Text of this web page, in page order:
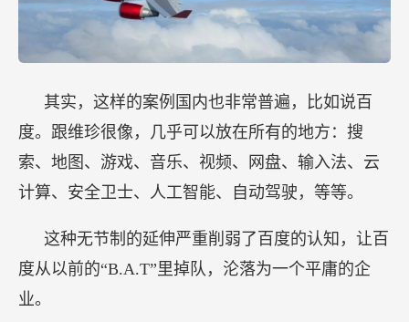
其实，这样的案例国内也非常普遍，比如说百
度。跟维珍很像，几乎可以放在所有的地方：搜
索、地图、游戏、音乐、视频、网盘、输入法、云
计算、安全卫士、人工智能、自动驾驶，等等。
这种无节制的延伸严重削弱了百度的认知，让百
度从以前的“B.A.T”里掉队，沦落为一个平庸的企
业。